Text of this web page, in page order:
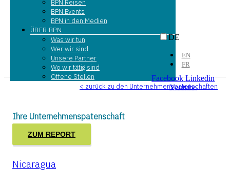
BPN Reisen
BPN Events
BPN in den Medien
ÜBER BPN
Was wir tun
Wer wir sind
Unsere Partner
Wo wir tätig sind
Offene Stellen
DE
EN
FR
Facebook Linkedin
Youtube
< zurück zu den Unternehmenspatenschaften
Ihre Unternehmenspatenschaft
ZUM REPORT
Nicaragua